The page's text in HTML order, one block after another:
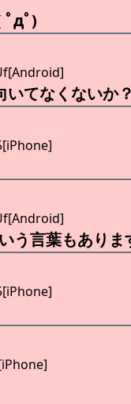
ﾟдﾟ)
いてなくないか
う言葉もありま